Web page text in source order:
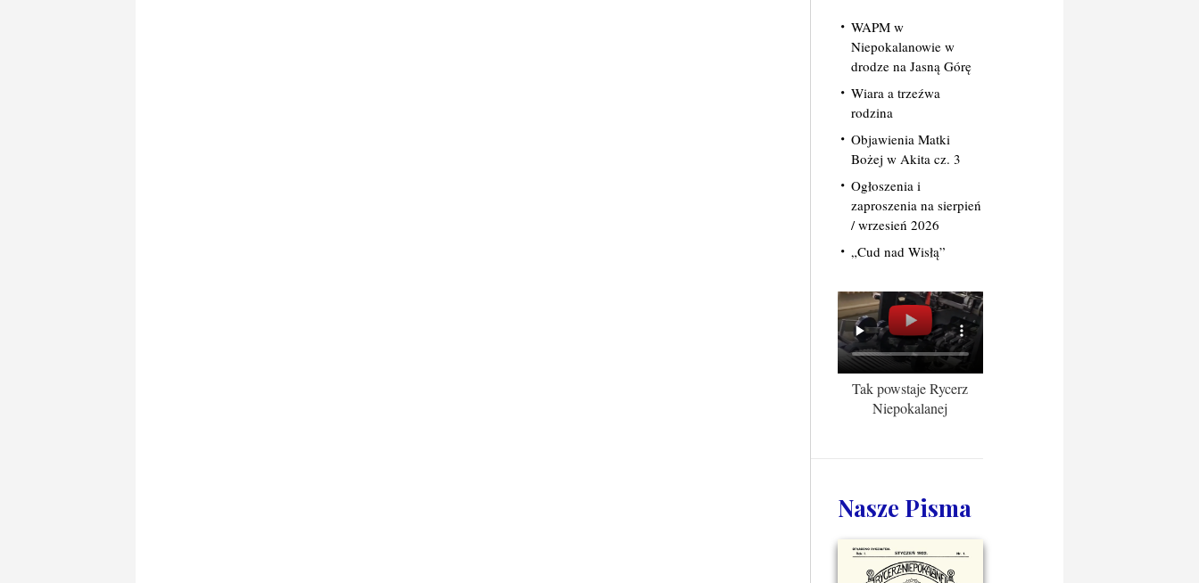
WAPM w
Niepokalanowie w
drodze na Jasną Górę
Wiara a trzeźwa
rodzina
Objawienia Matki
Bożej w Akita cz. 3
Ogłoszenia i
zaproszenia na sierpień
/ wrzesień 2026
„Cud nad Wisłą”
Tak powstaje Rycerz
Niepokalanej
Nasze Pisma